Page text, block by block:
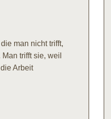
man nicht trifft,
trifft sie, weil
Arbeit